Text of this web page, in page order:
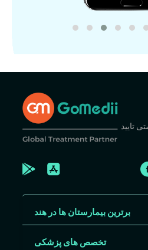
تایید
برترین بیمارستان ها در هند
تخصص های پزشکی